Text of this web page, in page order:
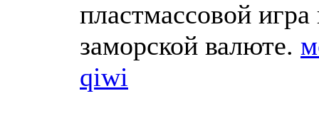
пластмассовой
заморской валюте.
qiwi